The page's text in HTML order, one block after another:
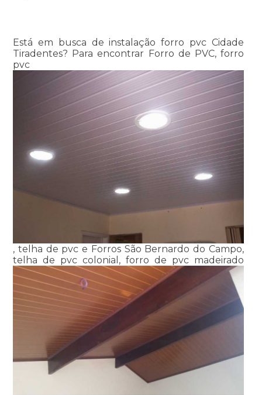
Está em busca de instalação forro pvc Cidade
Tiradentes? Para encontrar Forro de PVC, forro
pvc
, telha de pvc e Forros São Bernardo do Campo,
telha de pvc colonial, forro de pvc madeirado